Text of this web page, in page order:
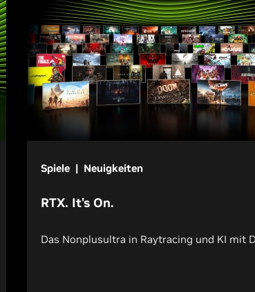
Spiele | Neuigkeiten
RTX. It's On.
Das Nonplusultra in Raytracing und KI mit